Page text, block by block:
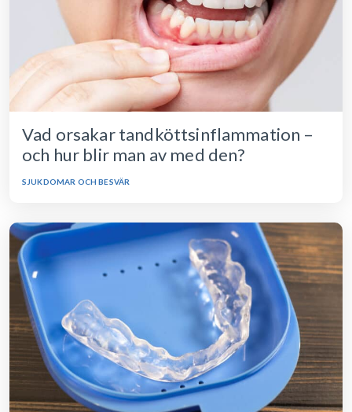
Vad orsakar tandköttsinflammation –
och hur blir man av med den?
SJUKDOMAR OCH BESVÄR